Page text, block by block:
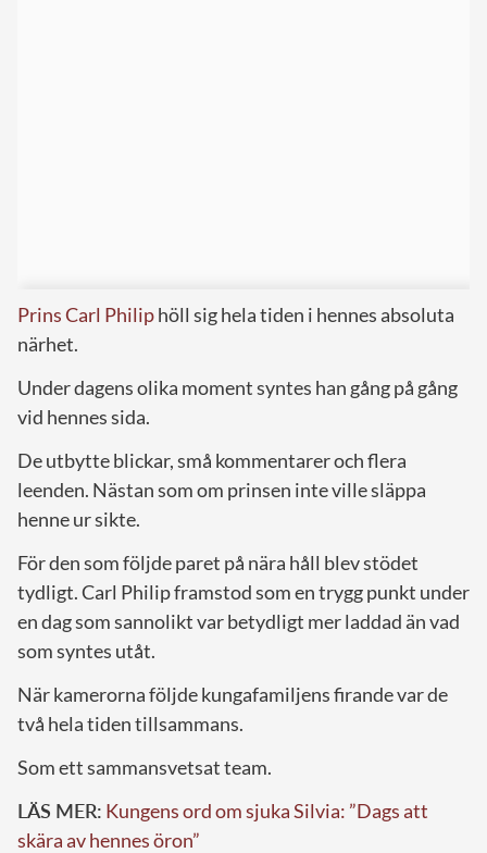
Prins Carl Philiphöll sig hela tiden i hennes absoluta
närhet.
Under dagens olika moment syntes han gång på gång
vid hennes sida.
De utbytte blickar, små kommentarer och flera
leenden. Nästan som om prinsen inte ville släppa
henne ur sikte.
För den som följde paret på nära håll blev stödet
tydligt. Carl Philip framstod som en trygg punkt under
en dag som sannolikt var betydligt mer laddad än vad
som syntes utåt.
När kamerorna följde kungafamiljens firande var de
två hela tiden tillsammans.
Som ett sammansvetsat team.
LÄS MER: Kungens ord om sjuka Silvia: ”Dags att
skära av hennes öron”